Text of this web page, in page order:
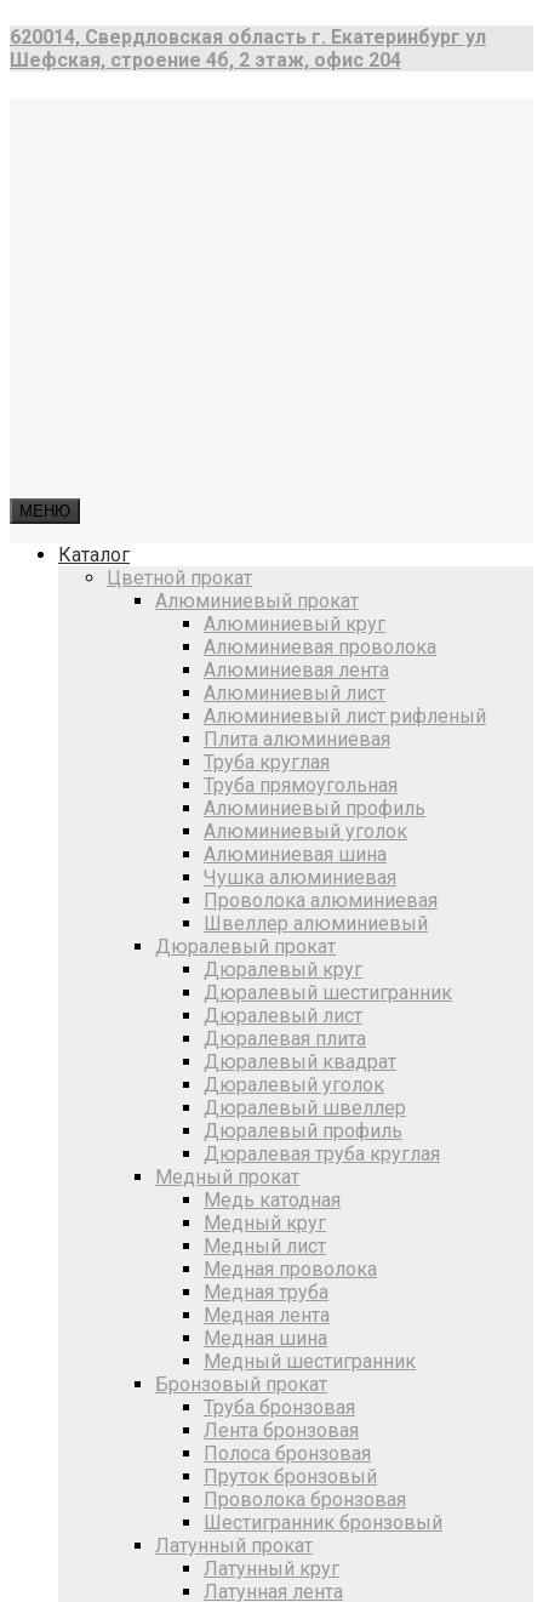
620014, Свердловская область г. Екатеринбург ул
Шефская, строение 4б, 2 этаж, офис 204
МЕНЮ
Каталог
Цветной прокат
Алюминиевый прокат
Алюминиевый круг
Алюминиевая проволока
Алюминиевая лента
Алюминиевый лист
Алюминиевый лист рифленый
Плита алюминиевая
Труба круглая
Труба прямоугольная
Алюминиевый профиль
Алюминиевый уголок
Алюминиевая шина
Чушка алюминиевая
Проволока алюминиевая
Швеллер алюминиевый
Дюралевый прокат
Дюралевый круг
Дюралевый шестигранник
Дюралевый лист
Дюралевая плита
Дюралевый квадрат
Дюралевый уголок
Дюралевый швеллер
Дюралевый профиль
Дюралевая труба круглая
Медный прокат
Медь катодная
Медный круг
Медный лист
Медная проволока
Медная труба
Медная лента
Медная шина
Медный шестигранник
Бронзовый прокат
Труба бронзовая
Лента бронзовая
Полоса бронзовая
Пруток бронзовый
Проволока бронзовая
Шестигранник бронзовый
Латунный прокат
Латунный круг
Латунная лента